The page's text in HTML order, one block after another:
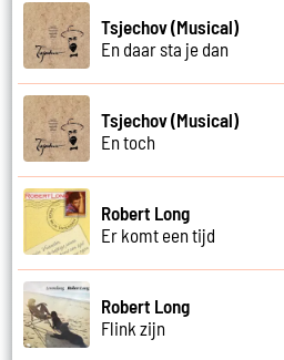
Tsjechov (Musical)
En daar sta je dan
Tsjechov (Musical)
En toch
Robert Long
Er komt een tijd
Robert Long
Flink zijn